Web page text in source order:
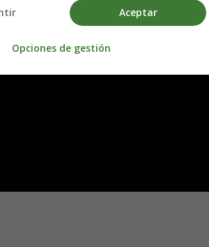
Aceptar
Opciones de gestión